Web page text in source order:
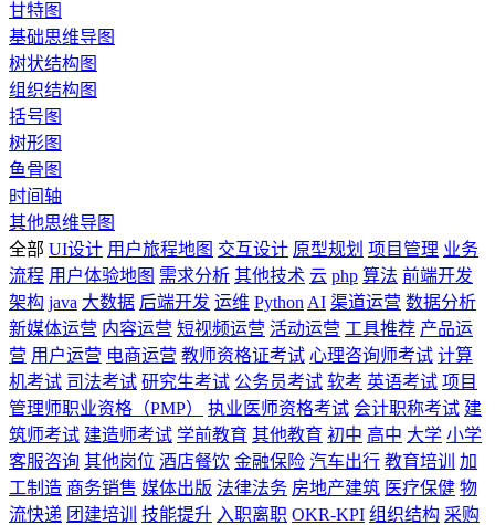
甘特图
基础思维导图
树状结构图
组织结构图
括号图
树形图
鱼骨图
时间轴
其他思维导图
全部 UI设计 用户旅程地图 交互设计 原型规划 项目管理 业务
流程 用户体验地图 需求分析 其他技术 云 php 算法 前端开发
架构 java 大数据 后端开发 运维 Python AI 渠道运营 数据分析
新媒体运营 内容运营 短视频运营 活动运营 工具推荐 产品运
营 用户运营 电商运营 教师资格证考试 心理咨询师考试 计算
机考试 司法考试 研究生考试 公务员考试 软考 英语考试 项目
管理师职业资格（PMP）
执业医师资格考试 会计职称考试 建
筑师考试 建造师考试 学前教育 其他教育 初中 高中 大学 小学
客服咨询 其他岗位 酒店餐饮 金融保险 汽车出行 教育培训
加
工制造 商务销售 媒体出版 法律法务 房地产建筑 医疗保健 物
流快递 团建培训 技能提升 入职离职 OKR-KPI 组织结构 采购